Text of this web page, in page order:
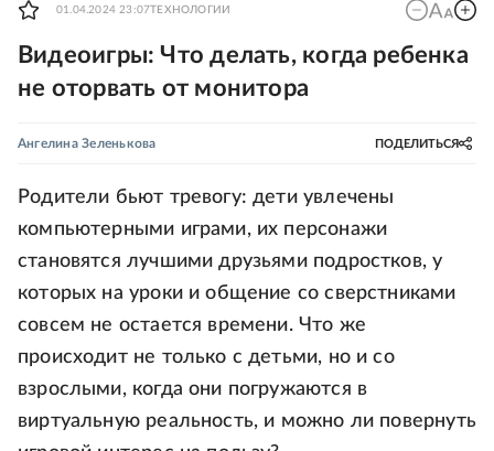
01.04.2024 23:07ТЕХНОЛОГИИ
Видеоигры: Что делать, когда ребенка
не оторвать от монитора
Ангелина Зеленькова ПОДЕЛИТЬСЯ
Родители бьют тревогу: дети увлечены
компьютерными играми, их персонажи
становятся лучшими друзьями подростков, у
которых на уроки и общение со сверстниками
совсем не остается времени. Что же
происходит не только с детьми, но и со
взрослыми, когда они погружаются в
виртуальную реальность, и можно ли повернуть